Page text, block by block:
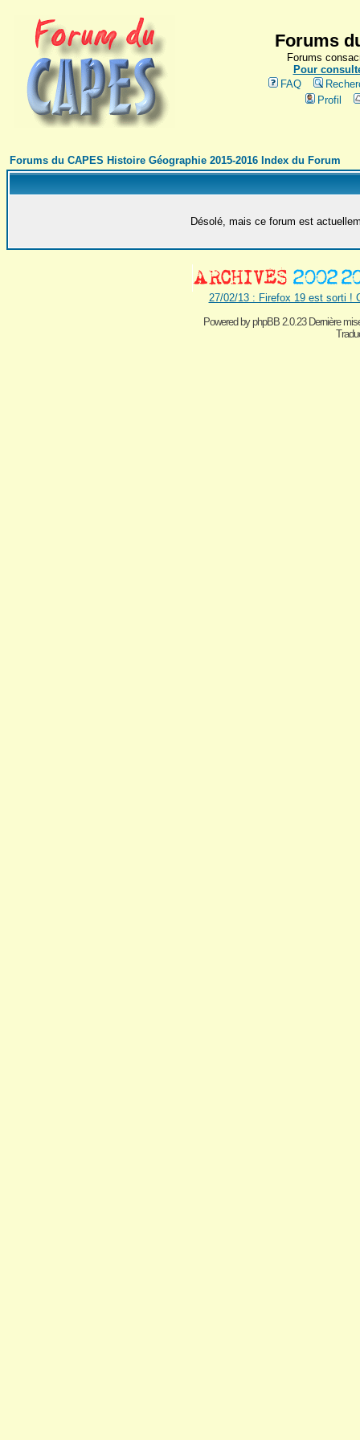
Forums
Forums
Pour
FAQ
Profil
Forums du CAPES Histoire Géographie 2015-2016 Index du Forum
Désolé, mais ce forum est
27/02/13 : Firefox 19 est sorti !
Powered byphpBB 2.0.23 Dernière